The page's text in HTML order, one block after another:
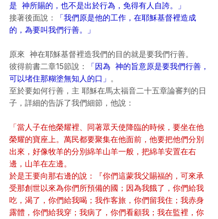
是 神所賜的，也不是出於行為，免得有人自誇。」
接著後面說：
「我們原是他的工作，在耶穌基督裡造成
的，為要叫我們行善。」
原來 神在耶穌基督裡造我們的目的就是要我們行善。
彼得前書二章15節說：
「因為 神的旨意原是要我們行善，
可以堵住那糊塗無知人的口」 。
至於要如何行善，主 耶穌在馬太福音二十五章論審判的日
子，詳細的告訴了我們細節，他說：
「當人子在他榮耀裡、同著眾天使降臨的時候，要坐在他
榮耀的寶座上。萬民都要聚集在他面前，他要把他們分別
出來，好像牧羊的分別綿羊山羊一般，把綿羊安置在右
邊，山羊在左邊。
於是王要向那右邊的說：『你們這蒙我父賜福的，可來承
受那創世以來為你們所預備的國；因為我餓了，你們給我
吃，渴了，你們給我喝；我作客旅，你們留我住；我赤身
露體，你們給我穿；我病了，你們看顧我；我在監裡，你